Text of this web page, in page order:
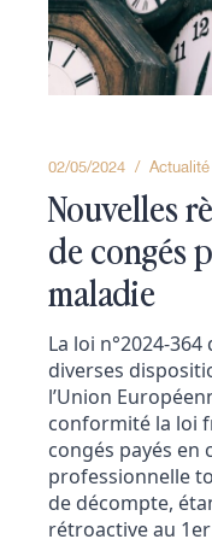
02/05/2024 Actualité
Nouvelles
de congés
maladie
La loi n°2024-
diverses
l’Union
conformité la loi
congés payés en
professionnelle
de décompte,
rétroactive au